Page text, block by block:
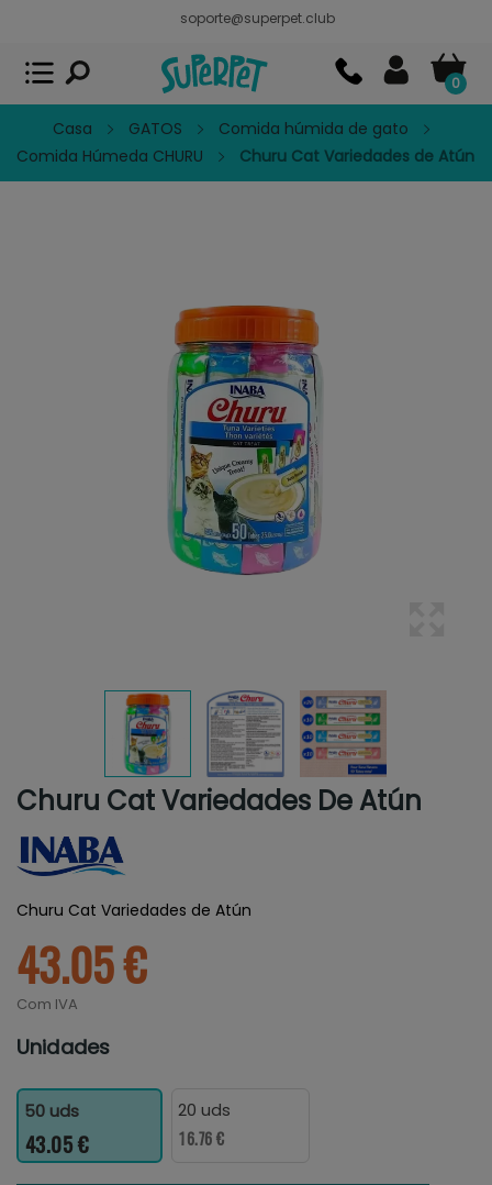
soporte@superpet.club
0
Casa GATOS
Comida húmida de gato
Comida Húmeda CHURU
Churu Cat Variedades de Atún
Churu Cat Variedades De Atún
Churu Cat Variedades de Atún
43.05 €
Com IVA
Unidades
50 uds
43.05 €
20 uds
16.76 €
Superpet, comida para mascotas
APP GRATIS - En Google Play